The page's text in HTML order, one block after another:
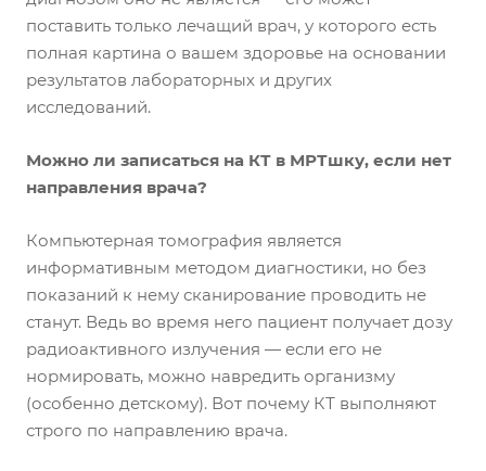
поставить только лечащий врач, у которого есть
полная картина о вашем здоровье на основании
результатов лабораторных и других
исследований.
Можно ли записаться на КТ в МРТшку, если нет
направления врача?
Компьютерная томография является
информативным методом диагностики, но без
показаний к нему сканирование проводить не
станут. Ведь во время него пациент получает дозу
радиоактивного излучения — если его не
нормировать, можно навредить организму
(особенно детскому). Вот почему КТ выполняют
строго по направлению врача.